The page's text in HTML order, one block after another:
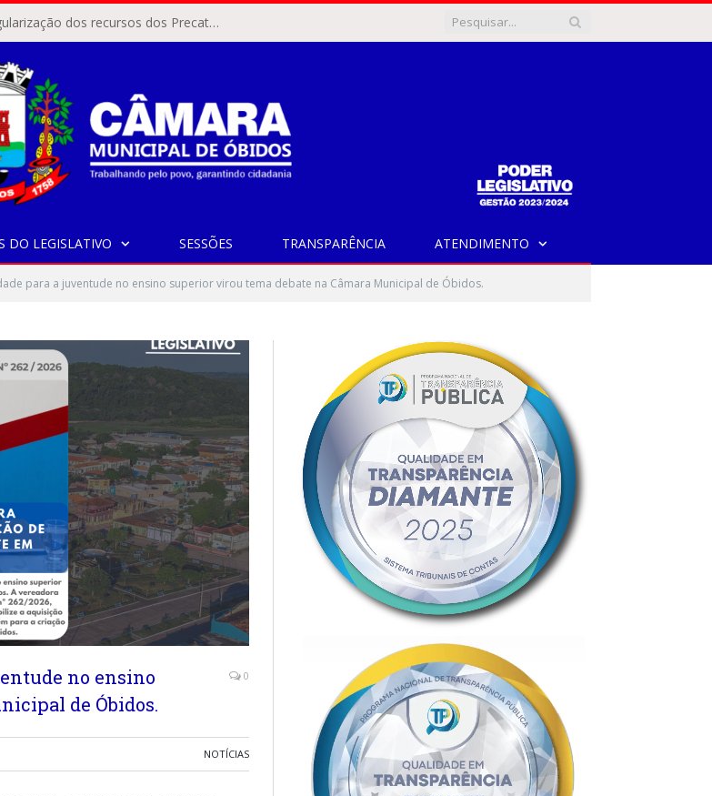
ÓBIDOS, PA – O destino e a regularização dos recursos dos Precatórios do FUNDEF (Fundo de Manutenção e Desenvolvimento do Ensino Fundamental e de Valorização do Magistério) voltaram a pautar as discussões na Câmara Municipal de Óbidos.
DO LEGISLATIVO SESSÕES TRANSPARÊNCIA ATENDIMENTO
para a juventude no ensino superior virou tema debate na Câmara Municipal de Óbidos.
no ensino
de Óbidos.
0
NOTÍCIAS